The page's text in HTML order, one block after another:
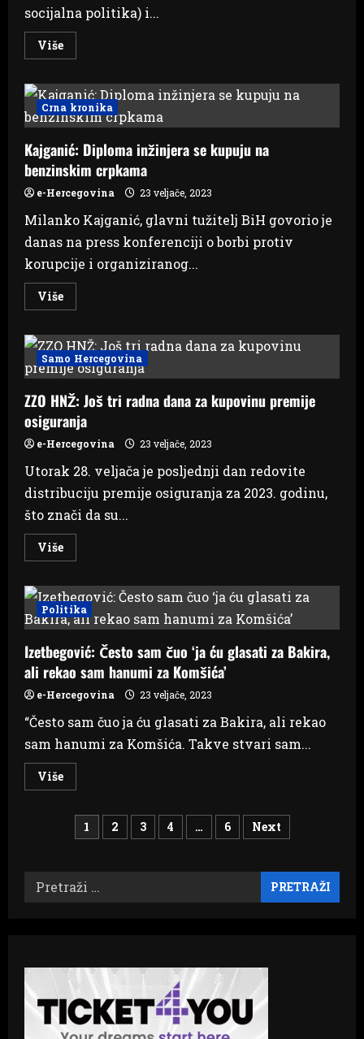
socijalna politika) i...
VišeRead
more
Napuštanjem
sjednice
pokazali
smo
štitimo
Ustav
i
vitalni
nacionalni
interes
Hrvata
u
ZDŽ
Crna kronika
Kajganić: Diploma inžinjera se kupuju na
benzinskim crpkama
e-Hercegovina 23 veljače, 2023
Milanko Kajganić, glavni tužitelj BiH govorio je
danas na press konferenciji o borbi protiv
korupcije i organiziranog...
VišeRead
more
Diploma
inžinjera
se
kupuju
benzinskim
crpkama
Samo Hercegovina
ZZO HNŽ: Još tri radna dana za kupovinu premije
osiguranja
e-Hercegovina 23 veljače, 2023
Utorak 28. veljača je posljednji dan redovite
distribuciju premije osiguranja za 2023. godinu,
što znači da su...
VišeRead
more
HNŽ:
Još
tri
radna
za
kupovinu
premije
osiguranja
Politika
Izetbegović: Često sam čuo ‘ja ću glasati za Bakira,
ali rekao sam hanumi za Komšića’
e-Hercegovina 23 veljače, 2023
“Često sam čuo ja ću glasati za Bakira, ali rekao
sam hanumi za Komšića. Takve stvari sam...
VišeRead
more
Često
sam
čuo
za
Bakira,
Komšića’
Brojevi
stranica
objava
1 2 3 4 … 6 Next
Pretraži: